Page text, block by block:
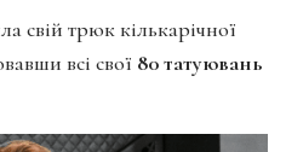
свій трюк кількарічної
всі свої 80 татуювань